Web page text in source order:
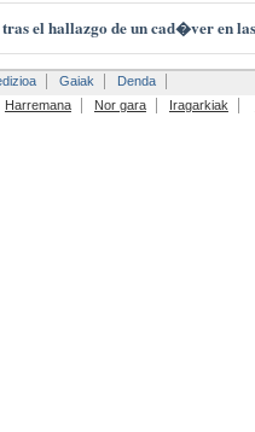
el hallazgo de un cad�ver en
Gaiak
Denda
Harremana Nor gara Iragarkiak